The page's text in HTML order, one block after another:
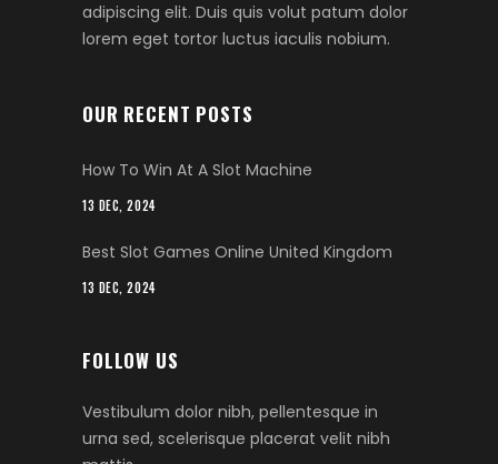
adipiscing elit. Duis quis volut patum dolor
lorem eget tortor luctus iaculis nobium.
OUR RECENT POSTS
How To Win At A Slot Machine
13 DEC, 2024
Best Slot Games Online United Kingdom
13 DEC, 2024
FOLLOW US
Vestibulum dolor nibh, pellentesque in
urna sed, scelerisque placerat velit nibh